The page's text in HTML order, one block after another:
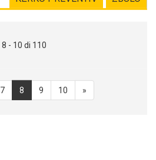
8 - 10 di 110
7 8 9 10 »